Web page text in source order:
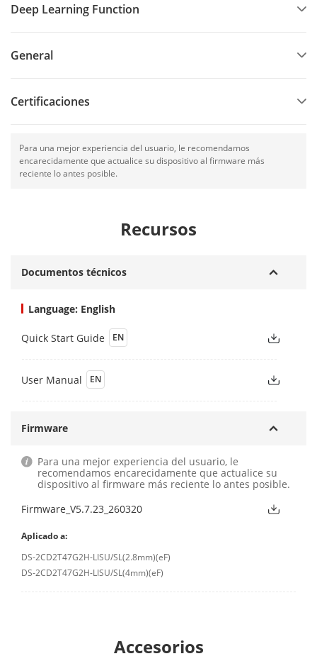
Deep Learning Function
General
Certificaciones
Para una mejor experiencia del usuario, le recomendamos
encarecidamente que actualice su dispositivo al firmware más
reciente lo antes posible.
Recursos
Documentos técnicos
Language: English
Quick Start Guide EN
User Manual EN
Firmware
Para una mejor experiencia del usuario, le
recomendamos encarecidamente que actualice su
dispositivo al firmware más reciente lo antes posible.
Firmware_V5.7.23_260320
Aplicado a:
DS-2CD2T47G2H-LISU/SL(2.8mm)(eF)
DS-2CD2T47G2H-LISU/SL(4mm)(eF)
Accesorios